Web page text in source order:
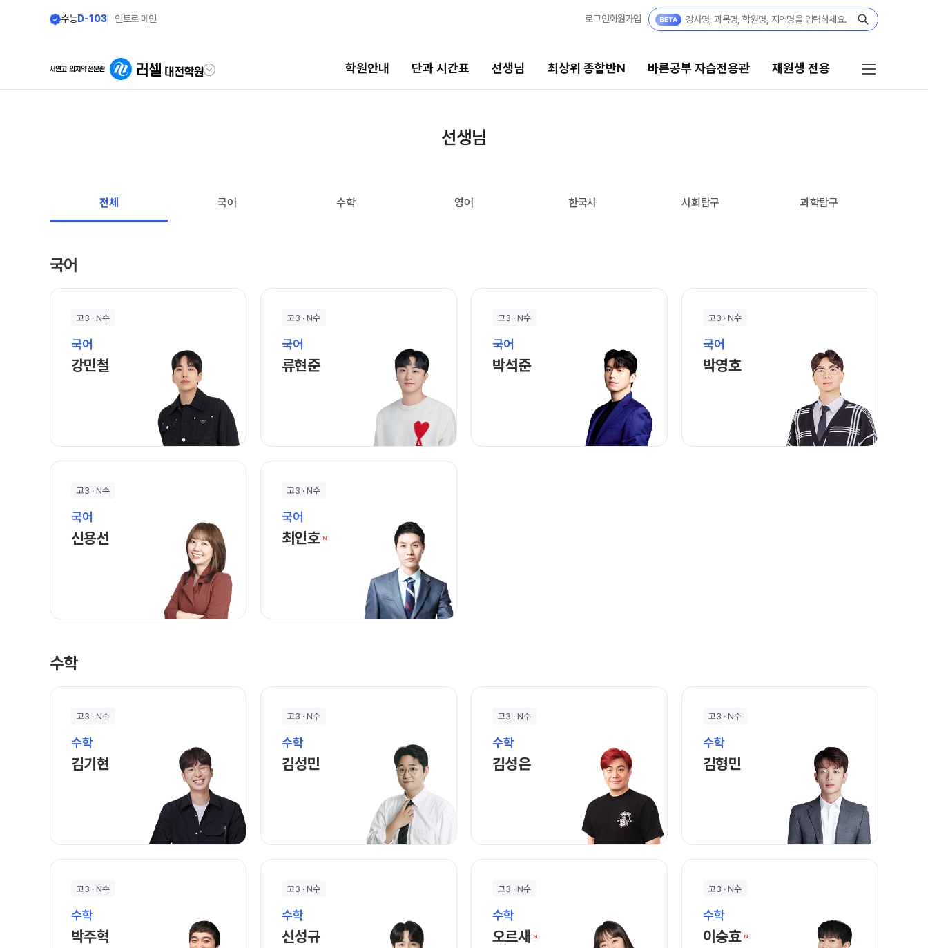
수능D-103 인트로 메인 로그인회원가입
학원안내 단과 시간표 선생님 최상위 종합반N 바른공부 자습전용관 재원생 전용
학원 소개
셔틀버스 안내
자주 묻는 질문
카카오톡 빠른 상담
온라인 상담
최상위 종합반N
전국 대단위 실전 모의고사
메가X대성 더 프리미엄 모의고사
ALPHA 모의고사
수학 아이젠
통합사회·과학 학평 대비
선생님
전체 국어 수학 영어 한국사 사회탐구 과학탐구
국어
고3 · N수
국어
강민철 강민철 선생님 홈 바로가기
고3 · N수
국어
류현준류현준 선생님 홈 바로가기
고3 · N수
국어
박석준박석준 선생님 홈 바로가기
고3 · N수
국어
박영호박영호 선생님 홈 바로가기
고3 · N수
국어
신용선 신용선 선생님 홈 바로가기
고3 · N수
국어
최인호 N 최인호 선생님 홈 바로가기
수학
고3 · N수
수학
김기현 김기현 선생님 홈 바로가기
고3 · N수
수학
김성민 김성민 선생님 홈 바로가기
고3 · N수
수학
김성은 김성은 선생님 홈 바로가기
고3 · N수
수학
김형민 김형민 선생님 홈 바로가기
고3 · N수
수학
박주혁 박주혁 선생님 홈 바로가기
고3 · N수
수학
신성규 신성규 선생님 홈 바로가기
고3 · N수
수학
오르새 N 오르새 선생님 홈 바로가기
고3 · N수
수학
이승효 N 이승효 선생님 홈 바로가기